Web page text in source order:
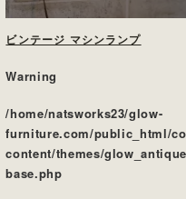
ビンテージ マシンランプ
Warning
/home/natsworks23/glow-
furniture.com/public_html/
content/themes/
base.php